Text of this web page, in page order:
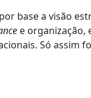
base a visão
e organização,
Só assim